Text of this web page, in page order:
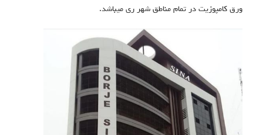
ورق کامپوزیت در تمام مناطق شهر ری میباشد.